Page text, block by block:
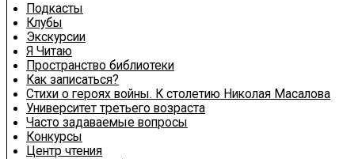
Подкасты
Клубы
Экскурсии
Я Читаю
Пространство библиотеки
Как записаться?
Стихи о героях войны. К столетию Николая Масалова
Университет третьего возраста
Часто задаваемые вопросы
Конкурсы
Центр чтения